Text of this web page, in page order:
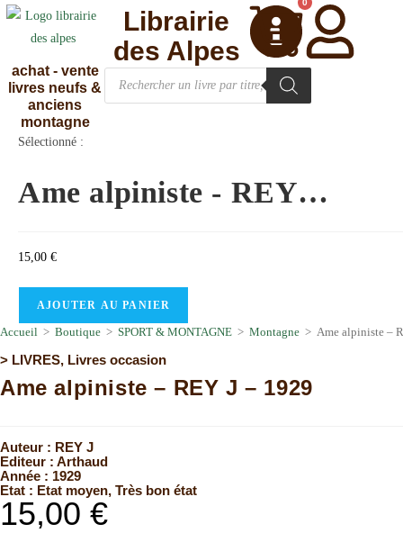
achat - vente
livres neufs &
anciens
montagne
0
Librairie
des Alpes
Sélectionné :
Ame alpiniste - REY…
15,00 €
AJOUTER AU PANIER
Accueil > Boutique > SPORT & MONTAGNE > Montagne > Ame alpiniste –
> LIVRES, Livres occasion
Ame alpiniste – REY J – 1929
Auteur : REY J
Editeur : Arthaud
Année : 1929
Etat : Etat moyen, Très bon état
15,00 €